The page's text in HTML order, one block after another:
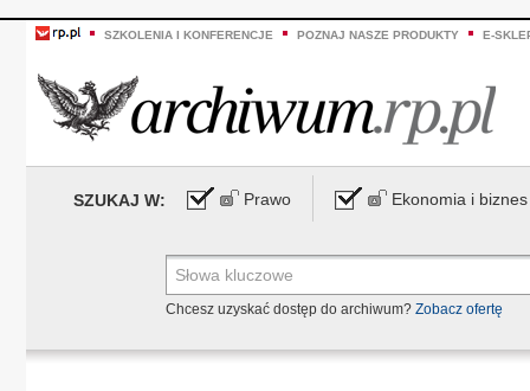
SZKOLENIA I KONFERENCJE POZNAJ NASZE PRODUKTY E-
SZUKAJ W: Prawo Ekonomia i biznes
Chcesz uzyskać dostęp do archiwum? Zobacz ofertę